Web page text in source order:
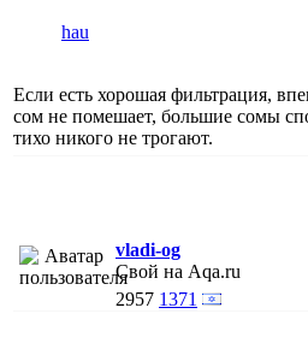
hau
Если есть хорошая фильтрация,
сом не помешает, большие сомы
тихо никого не трогают.
vladi-og
Свой на Aqa.ru
2957 1371